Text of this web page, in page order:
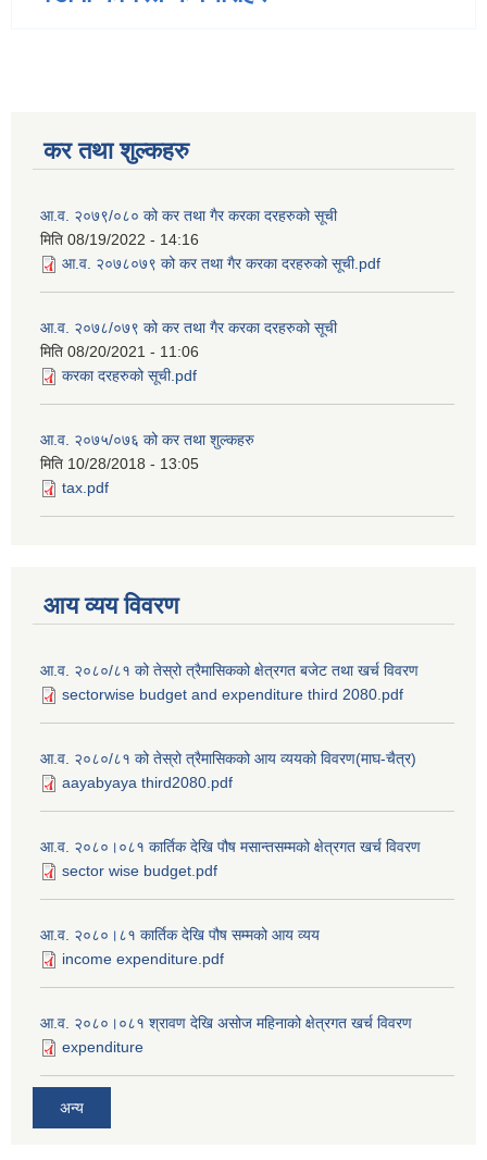
कर तथा शुल्कहरु
आ.व. २०७९/०८० को कर तथा गैर करका दरहरुको सूची
मिति 08/19/2022 - 14:16
आ.व. २०७८०७९ को कर तथा गैर करका दरहरुको सूची.pdf
आ.व. २०७८/०७९ को कर तथा गैर करका दरहरुको सूची
मिति 08/20/2021 - 11:06
करका दरहरुको सूची.pdf
आ.व. २०७५/०७६ को कर तथा शुल्कहरु
मिति 10/28/2018 - 13:05
tax.pdf
आय व्यय विवरण
आ.व. २०८०/८१ को तेस्रो त्रैमासिकको क्षेत्रगत बजेट तथा खर्च विवरण
sectorwise budget and expenditure third 2080.pdf
आ.व. २०८०/८१ को तेस्रो त्रैमासिकको आय व्ययको विवरण(माघ-चैत्र)
aayabyaya third2080.pdf
आ.व. २०८०।०८१ कार्तिक देखि पौष मसान्तसम्मको क्षेत्रगत खर्च विवरण
sector wise budget.pdf
आ.व. २०८०।८१ कार्तिक देखि पौष सम्मको आय व्यय
income expenditure.pdf
आ.व. २०८०।०८१ श्रावण देखि असोज महिनाको क्षेत्रगत खर्च विवरण
expenditure
अन्य